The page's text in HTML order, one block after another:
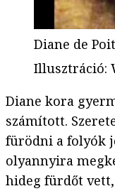
Diane de
Illusztráció:
Diane kora
számított.
fürödni a folyók
olyannyira
hideg fürdőt